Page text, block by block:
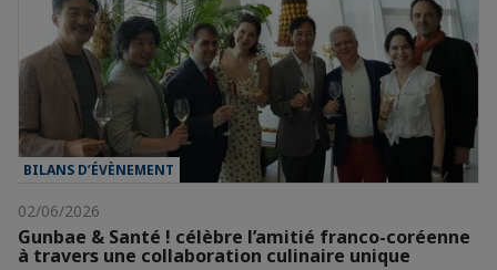
BILANS D’ÉVÈNEMENT
02/06/2026
Gunbae & Santé ! célèbre l’amitié franco-coréenne
à travers une collaboration culinaire unique